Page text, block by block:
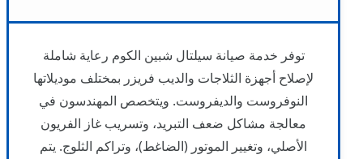
توفر خدمة صيانة سيلتال شبين الكوم رعاية شاملة
لإصلاح أجهزة الثلاجات والديب فريزر بمختلف موديلاتها
النوفروست والديفروست. ويتخصص المهندسون في
معالجة مشاكل ضعف التبريد، وتسريب غاز الفريون
الأصلي، وتغيير الموتور (الضاغط)، وتراكم الثلوج. يتم